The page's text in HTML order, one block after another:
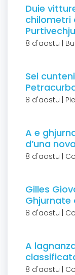
Duie
chilometri
Purtivechju
8 d'aostu |
Sei
8 d'aostu |
A e
d’una
8 d'aostu |
Gilles
Ghjurnate
8 d'aostu |
A
8 d'aostu |